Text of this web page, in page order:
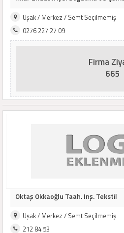
Uşak / Merkez / Semt Seçilmemiş
0276 227 27 09
Firma
665
Oktaş Okkaoğlu Taah. Inş. Tekstil
Uşak / Merkez / Semt Seçilmemiş
212 84 53